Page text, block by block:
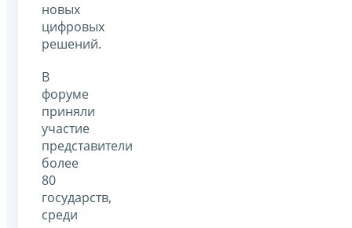
новых
цифровых
решений.
В
форуме
приняли
участие
представители
более
80
государств,
среди